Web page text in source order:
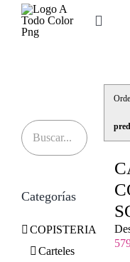
Saltar
contenido
Toggle
Categorías
COPISTERIA
Carteles